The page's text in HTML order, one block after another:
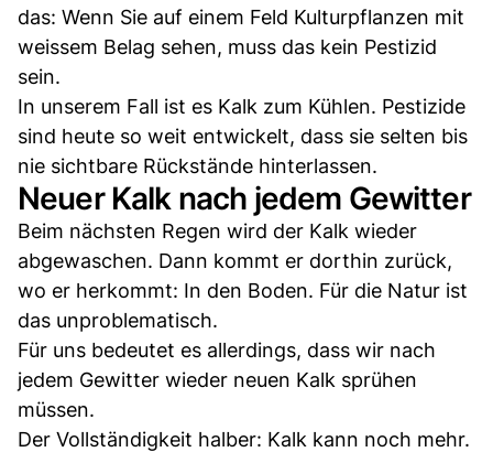
das: Wenn Sie auf einem Feld Kulturpflanzen mit
weissem Belag sehen, muss das kein Pestizid
sein.
In unserem Fall ist es Kalk zum Kühlen. Pestizide
sind heute so weit entwickelt, dass sie selten bis
nie sichtbare Rückstände hinterlassen.
Neuer Kalk nach jedem Gewitter
Beim nächsten Regen wird der Kalk wieder
abgewaschen. Dann kommt er dorthin zurück,
wo er herkommt: In den Boden. Für die Natur ist
das unproblematisch.
Für uns bedeutet es allerdings, dass wir nach
jedem Gewitter wieder neuen Kalk sprühen
müssen.
Der Vollständigkeit halber: Kalk kann noch mehr.